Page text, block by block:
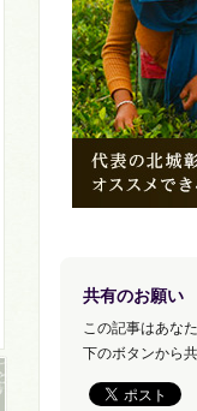
共有のお願い
この記事はあな
下のボタンから